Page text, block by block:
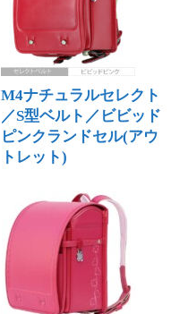
M4ナチュラルセレクト
／S型ベルト／ビビッド
ピンクランドセル(アウ
トレット)